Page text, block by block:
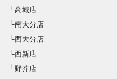
└高城店
└南大分店
└西大分店
└西新店
└野芥店